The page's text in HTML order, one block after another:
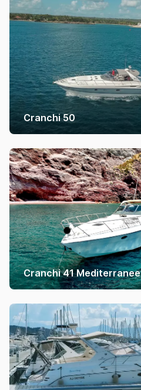
Cranchi 50
Cranchi 41 Mediterranee